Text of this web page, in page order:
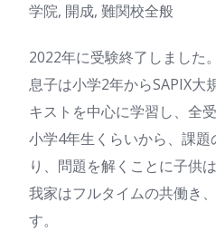
学院, 開成, 難関校全般
2022年に受験終了しました
息子は小学2年からSAPIX大
キストを中心に学習し、全
小学4年生くらいから、課
り、問題を解くことに子供
我家はフルタイムの共働き
す。